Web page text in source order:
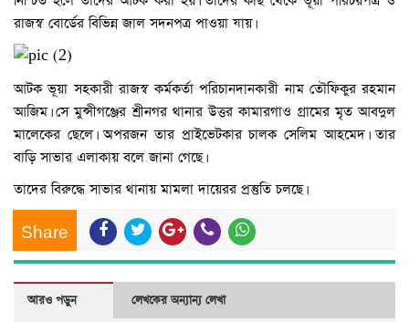
রাজস্ব বোর্ডের বিভিন্ন জাল সদনপত্র পাওয়া যায়।
আটক ভূয়া সহকারী রাজস্ব কর্মকর্তা পরিচানদানকারী নাম তৌফিকুর রহমান
আজিম। সে মুন্সীগঞ্জের শ্রীনগর থানার উত্তর কামারগাও গ্রামের মৃত আবদুল
মালেকের ছেলে। অপরজন তার প্রাইভেটকার চালক সেলিম আহমেদ। তার
বাড়ি সাভার এলাকায় বলে জানা গেছে।
তাদের বিরুদ্ধে সাভার থানায় মামলা দায়েরর প্রস্তুতি চলছে।
Share
আরও পড়ুন লেখকের অন্যান্য লেখা